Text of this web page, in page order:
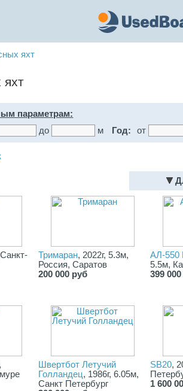
яхт
яхт
параметрам:
до м Год: от
Тримаран, 2022г, 5.3м,
Россия, Саратов
200 000 руб
АЛ-550
5.5м,
399
Швертбот Летучий
Голландец, 1986г, 6.05м,
Санкт Петербург
SB20,
1 600